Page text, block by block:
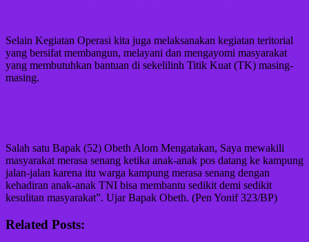
Selain Kegiatan Operasi kita juga melaksanakan kegiatan teritorial
yang bersifat membangun, melayani dan mengayomi masyarakat
yang membutuhkan bantuan di sekelilinh Titik Kuat (TK) masing-
masing.
Salah satu Bapak (52) Obeth Alom Mengatakan, Saya mewakili
masyarakat merasa senang ketika anak-anak pos datang ke kampung
jalan-jalan karena itu warga kampung merasa senang dengan
kehadiran anak-anak TNI bisa membantu sedikit demi sedikit
kesulitan masyarakat”. Ujar Bapak Obeth. (Pen Yonif 323/BP)
Related Posts: